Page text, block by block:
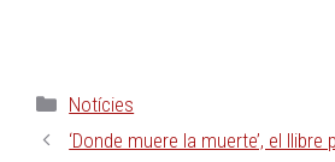
Notícies
‘Donde muere la muerte’, el